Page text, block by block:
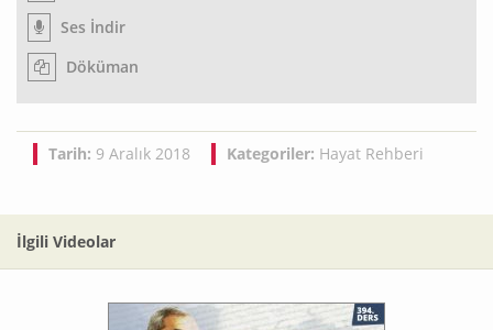
Ses İndir
Döküman
Tarih: 9 Aralık 2018 Kategoriler: Hayat Rehberi
İlgili Videolar